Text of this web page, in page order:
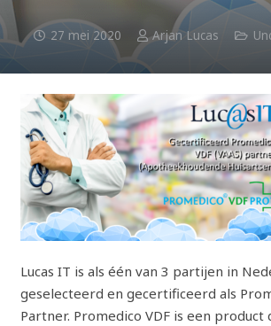
27 mei 2020 Arjan Lucas
Lucas IT is als één van 3 partijen in
geselecteerd en gecertificeerd als
Partner. Promedico VDF is een product